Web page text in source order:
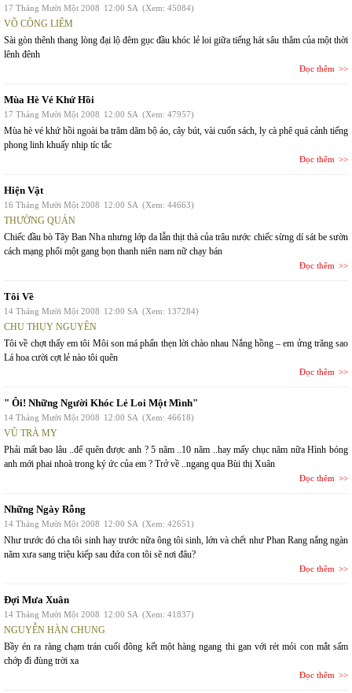
17 Tháng Mười Một 2008 12:00 SA (Xem: 45084)
VÕ CÔNG LIÊM
Sài gòn thênh thang lòng đại lộ đêm gục đầu khóc lẻ loi giữa tiếng hát sâu thẳm của một thời
lênh đênh
Đọc thêm
Mùa Hè Vé Khứ Hồi
17 Tháng Mười Một 2008 12:00 SA (Xem: 47957)
Mùa hè vé khứ hồi ngoài ba trăm dăm bộ áo, cây bút, vài cuốn sách, ly cà phê quá cảnh tiếng
phong linh khuấy nhịp tíc tắc
Đọc thêm
Hiện Vật
16 Tháng Mười Một 2008 12:00 SA (Xem: 44663)
THƯỜNG QUÁN
Chiếc đầu bò Tây Ban Nha nhưng lớp da lẫn thịt thà của trâu nước chiếc sừng dí sát be sườn
cách mạng phổi một gang bọn thanh niên nam nữ chạy bán
Đọc thêm
Tôi Về
14 Tháng Mười Một 2008 12:00 SA (Xem: 137284)
CHU THỤY NGUYÊN
Tôi về chợt thấy em tôi Môi son má phấn thẹn lời chào nhau Nắng hồng – em ửng trăng sao
Lá hoa cười cợt lẻ nào tôi quên
Đọc thêm
" Ôi! Những Người Khóc Lẻ Loi Một Mình"
14 Tháng Mười Một 2008 12:00 SA (Xem: 46618)
VŨ TRÀ MY
Phải mất bao lâu ..để quên được anh ? 5 năm ..10 năm ..hay mấy chục năm nữa Hình bóng
anh mới phai nhoà trong ký ức của em ? Trở về ..ngang qua Bùi thị Xuân
Đọc thêm
Những Ngày Rỗng
14 Tháng Mười Một 2008 12:00 SA (Xem: 42651)
Như trước đó cha tôi sinh hay trước nữa ông tôi sinh, lớn và chết như Phan Rang nắng ngàn
năm xưa sang triệu kiếp sau đứa con tôi sẽ nơi đâu?
Đọc thêm
Đợi Mưa Xuân
14 Tháng Mười Một 2008 12:00 SA (Xem: 41837)
NGUYỄN HÀN CHUNG
Bầy én ra ràng chạm trán cuối đông kết một hàng ngang thi gan với rét mỏi con mắt sấm
chớp đì đùng trời xa
Đọc thêm